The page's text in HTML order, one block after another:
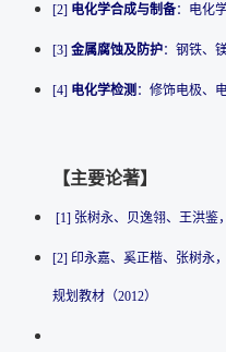
[2] 电化学合成与制备：电化
[3] 金属腐蚀及防护：钢铁、
[4] 电化学检测 ：修饰电极、
【主要论著】
[1] 张树永、贝逸翎、王洪鉴
[2] 印永嘉、奚正楷、张树永
规划教材（2012）